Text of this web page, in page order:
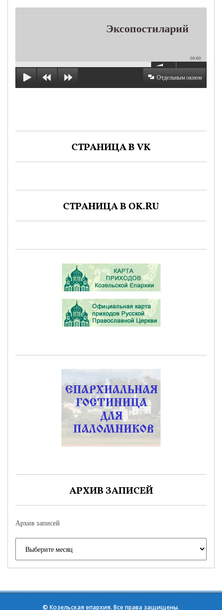
Эксопостиларий
00:00
Отдельным окном
СТРАНИЦА В VK
СТРАНИЦА В OK.RU
АРХИВ ЗАПИСЕЙ
Архив записей
© Козельская епархия. Все права защищены.